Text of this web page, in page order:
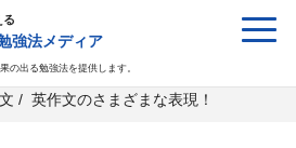
る
強法メディア
の出る勉強法を提供します。
/ 英作文のさまざまな表現！